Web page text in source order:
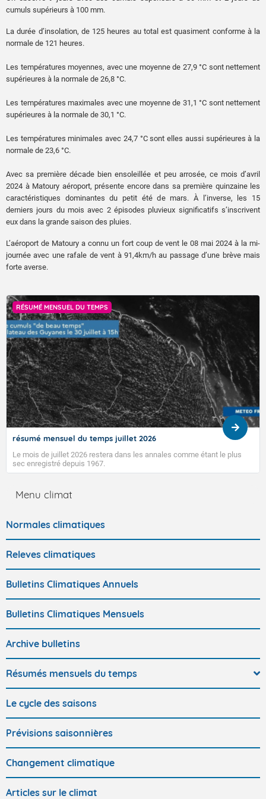
cumuls supérieurs à 100 mm.
La durée d’insolation, de 125 heures au total est quasiment conforme à la
normale de 121 heures.
Les températures moyennes, avec une moyenne de 27,9 °C sont nettement
supérieures à la normale de 26,8 °C.
Les températures maximales avec une moyenne de 31,1 °C sont nettement
supérieures à la normale de 30,1 °C.
Les températures minimales avec 24,7 °C sont elles aussi supérieures à la
normale de 23,6 °C.
Avec sa première décade bien ensoleillée et peu arrosée, ce mois d’avril
2024 à Matoury aéroport, présente encore dans sa première quinzaine les
caractéristiques dominantes du petit été de mars. À l’inverse, les 15
derniers jours du mois avec 2 épisodes pluvieux significatifs s’inscrivent
eux dans la grande saison des pluies.
L’aéroport de Matoury a connu un fort coup de vent le 08 mai 2024 à la mi-
journée avec une rafale de vent à 91,4km/h au passage d’une brève mais
forte averse.
RÉSUMÉ MENSUEL DU TEMPS
résumé mensuel du temps juillet 2026
Le mois de juillet 2026 restera dans les annales comme étant le plus
sec enregistré depuis 1967.
Menu climat
Normales climatiques
Releves climatiques
Bulletins Climatiques Annuels
Bulletins Climatiques Mensuels
Archive bulletins
Résumés mensuels du temps
Le cycle des saisons
Prévisions saisonnières
Changement climatique
Articles sur le climat